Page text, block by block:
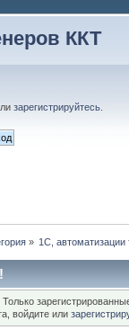
ККТ
зарегистрируйтесь.
» 1С, автоматизации
Только
войдите или